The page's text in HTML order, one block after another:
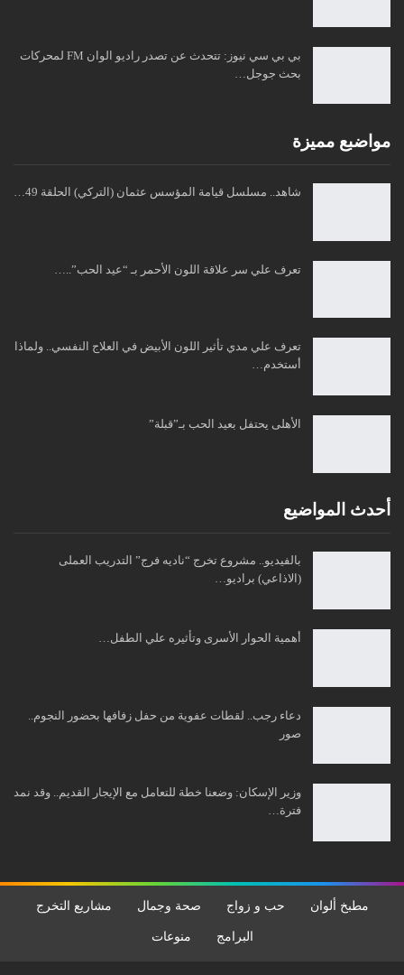
بي بي سي نيوز: تتحدث عن تصدر راديو الوان FM لمحركات
بحث جوجل…
مواضبع مميزة
شاهد.. مسلسل قيامة المؤسس عثمان (التركي) الحلقة 49…
تعرف علي سر علاقة اللون الأحمر بـ “عيد الحب”..…
تعرف علي مدي تأثير اللون الأبيض في العلاج النفسي.. ولماذا
أستخدم…
الأهلى يحتفل بعيد الحب بـ”قبلة”
أحدث المواضيع
بالفيديو.. مشروع تخرج “ناديه فرج” التدريب العملى
(الاذاعي) براديو…
أهمية الحوار الأسرى وتأثيره علي الطفل…
دعاء رجب.. لقطات عفوية من حفل زفافها بحضور النجوم..
صور
وزير الإسكان: وضعنا خطة للتعامل مع الإيجار القديم.. وقد نمد
فترة…
مطبخ ألوان حب و زواج صحة وجمال مشاريع التخرج
البرامج منوعات